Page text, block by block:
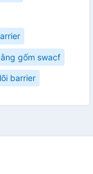
gốm swacf
lõi barrier